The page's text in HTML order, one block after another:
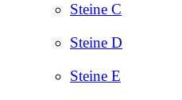
Steine C
Steine D
Steine E